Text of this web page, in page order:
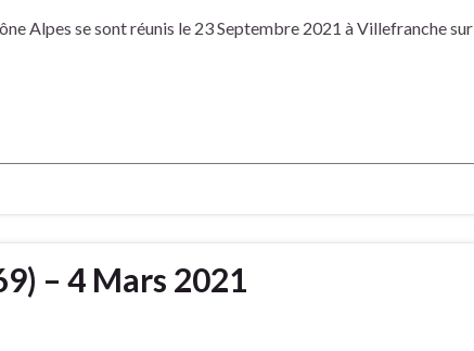
Alpes se sont réunis le 23 Septembre 2021 à Villefranche sur
– 4 Mars 2021